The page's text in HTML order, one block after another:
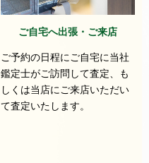
ご自宅へ出張・ご来店
ご予約の日程にご自宅に当社
鑑定士がご訪問して査定、も
しくは当店にご来店いただい
て査定いたします。